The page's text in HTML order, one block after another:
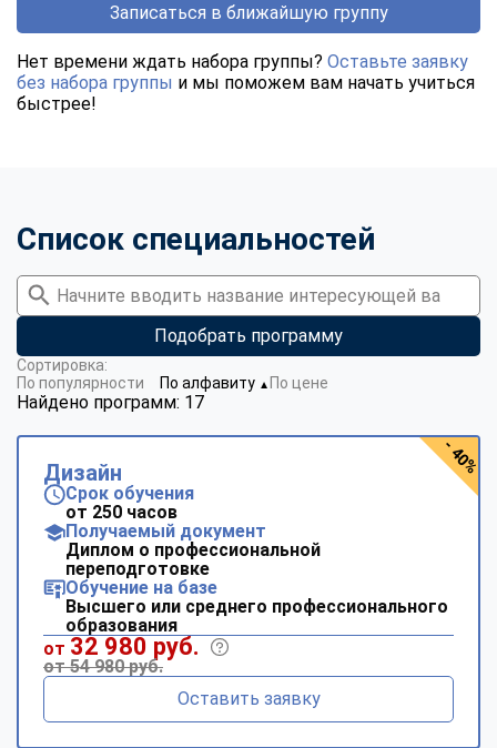
Записаться в ближайшую группу
Нет времени ждать набора группы? Оставьте заявку
без набора группы и мы поможем вам начать учиться
быстрее!
Список специальностей
Подобрать программу
Найдено программ: 17
Сортировка:
По популярности
По алфавиту ▼ По цене
Дизайн
Срок обучения
от 250 часов
Получаемый документ
Диплом о профессиональной
переподготовке
Обучение на базе
Высшего или среднего профессионального
образования
от 32 980 руб.
от 54 980 руб.
Оставить заявку
- 40%